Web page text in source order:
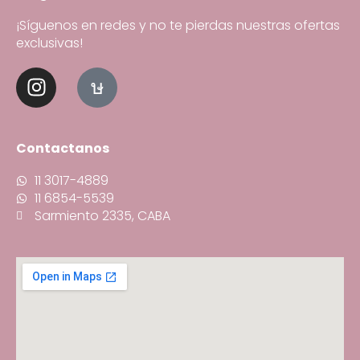
¡Síguenos en redes y no te pierdas nuestras ofertas
exclusivas!
Contactanos
11 3017-4889
11 6854-5539
Sarmiento 2335, CABA